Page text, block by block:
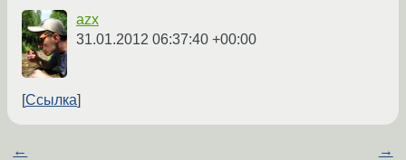
azx
31.01.2012 06:37:40 +00:00
Ссылка
← →